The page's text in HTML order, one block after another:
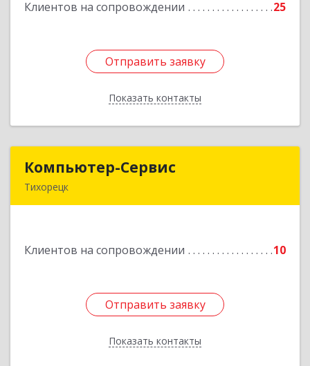
Клиентов на сопровождении 25
Отправить заявку
Показать контакты
Подробнее
Отправить заявку
Назад
Компьютер-Сервис
Тихорецк
Клиентов на сопровождении 10
Отправить заявку
Показать контакты
Компьютер-Сервис
Подробнее
Отправить заявку
Назад